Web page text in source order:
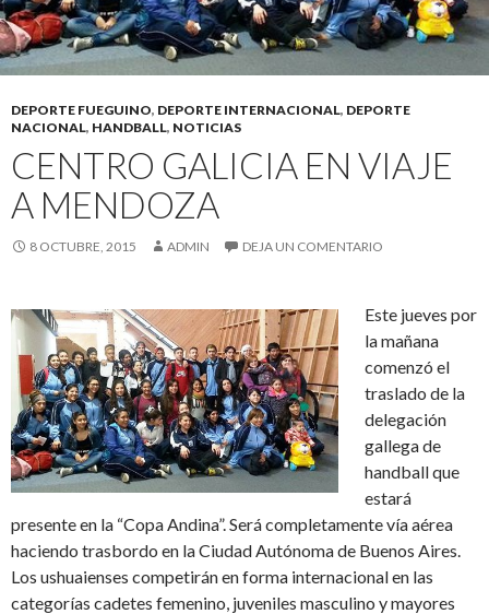
DEPORTE FUEGUINO, DEPORTE INTERNACIONAL, DEPORTE
NACIONAL, HANDBALL, NOTICIAS
CENTRO GALICIA EN VIAJE
A MENDOZA
8 OCTUBRE, 2015 ADMIN DEJA UN COMENTARIO
Este jueves por
la mañana
comenzó el
traslado de la
delegación
gallega de
handball que
estará
presente en la “Copa Andina”. Será completamente vía aérea
haciendo trasbordo en la Ciudad Autónoma de Buenos Aires.
Los ushuaienses competirán en forma internacional en las
categorías cadetes femenino, juveniles masculino y mayores